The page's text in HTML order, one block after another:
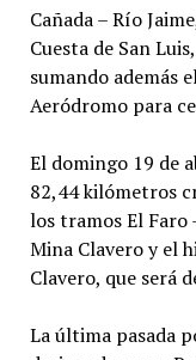
Cañada – Río
Cuesta de San
sumando además
Aeródromo para
El domingo 19 de
82,44 kilómetros
los tramos El Faro
Mina Clavero y el
Clavero, que será
La última pasada